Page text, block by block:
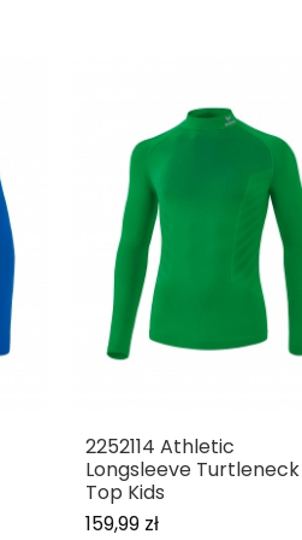
2252114 Athletic
Longsleeve Turtleneck
Top Kids
159,99 zł